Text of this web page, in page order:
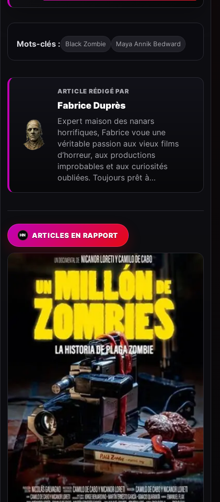
Mots-clés : Black Zombie Maya Annik Bedward
ARTICLE RÉDIGÉ PAR
Fabrice Duprès
Expert maison des nanars
horrifiques, Fabrice voue une
véritable passion aux vieux films
d’horreur, aux productions
improbables et aux curiosités
oubliées. Toujours prêt à…
ARTICLES EN RAPPORT